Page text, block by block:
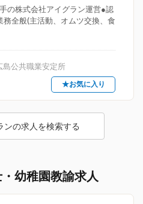
の株式会社アイグラン運営●認
全般(主活動、オムツ交換、食
島公共職業安定所
★お気に入り
ンの求人を検索する
幼稚園教諭求人